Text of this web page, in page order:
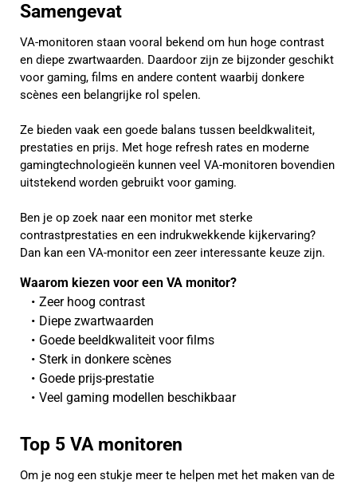
Samengevat
VA-monitoren staan vooral bekend om hun hoge contrast
en diepe zwartwaarden. Daardoor zijn ze bijzonder geschikt
voor gaming, films en andere content waarbij donkere
scènes een belangrijke rol spelen.
Ze bieden vaak een goede balans tussen beeldkwaliteit,
prestaties en prijs. Met hoge refresh rates en moderne
gamingtechnologieën kunnen veel VA-monitoren bovendien
uitstekend worden gebruikt voor gaming.
Ben je op zoek naar een monitor met sterke
contrastprestaties en een indrukwekkende kijkervaring?
Dan kan een VA-monitor een zeer interessante keuze zijn.
Waarom kiezen voor een VA monitor?
Zeer hoog contrast
Diepe zwartwaarden
Goede beeldkwaliteit voor films
Sterk in donkere scènes
Goede prijs-prestatie
Veel gaming modellen beschikbaar
Top 5 VA monitoren
Om je nog een stukje meer te helpen met het maken van de